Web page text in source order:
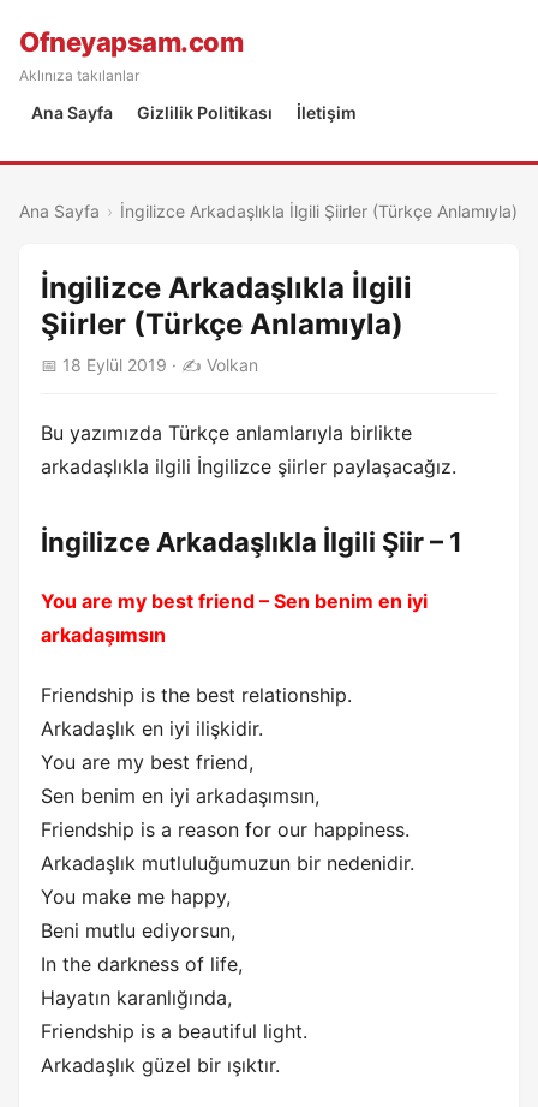
Ofneyapsam.com
Aklınıza takılanlar
Ana Sayfa Gizlilik Politikası İletişim
Ana Sayfa › İngilizce Arkadaşlıkla İlgili Şiirler (Türkçe Anlamıyla)
İngilizce Arkadaşlıkla İlgili
Şiirler (Türkçe Anlamıyla)
📅 18 Eylül 2019 · ✍️ Volkan
Bu yazımızda Türkçe anlamlarıyla birlikte
arkadaşlıkla ilgili İngilizce şiirler paylaşacağız.
İngilizce Arkadaşlıkla İlgili Şiir – 1
You are my best friend – Sen benim en iyi
arkadaşımsın
Friendship is the best relationship.
Arkadaşlık en iyi ilişkidir.
You are my best friend,
Sen benim en iyi arkadaşımsın,
Friendship is a reason for our happiness.
Arkadaşlık mutluluğumuzun bir nedenidir.
You make me happy,
Beni mutlu ediyorsun,
In the darkness of life,
Hayatın karanlığında,
Friendship is a beautiful light.
Arkadaşlık güzel bir ışıktır.